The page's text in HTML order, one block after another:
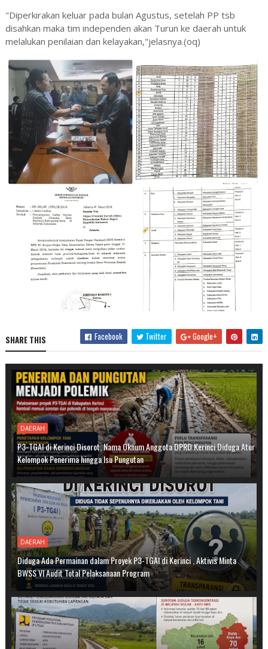
"Diperkirakan keluar pada bulan Agustus, setelah PP tsb
disahkan maka tim independen akan Turun ke daerah untuk
melalukan penilaian dan kelayakan,"jelasnya.(oq)
SHARE THIS Facebook Twitter Google+
DAERAH
P3-TGAI di Kerinci Disorot, Nama Oknum Anggota DPRD Kerinci Diduga Atur
Kelompok Penerima hingga Isu Pungutan
DAERAH
Diduga Ada Permainan dalam Proyek P3-TGAI di Kerinci , Aktivis Minta
BWSS VI Audit Total Pelaksanaan Program